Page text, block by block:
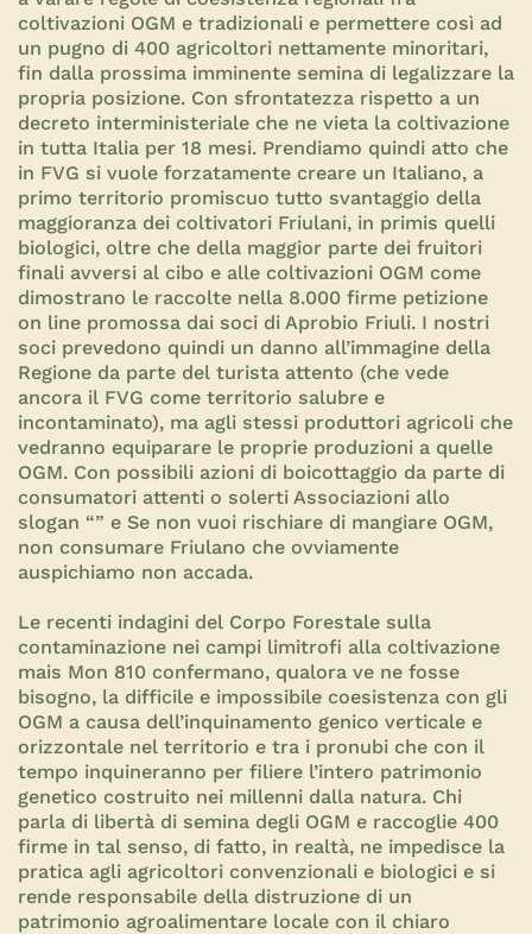
coltivazioni OGM e tradizionali e permettere così ad
un pugno di 400 agricoltori nettamente minoritari,
fin dalla prossima imminente semina di legalizzare la
propria posizione. Con sfrontatezza rispetto a un
decreto interministeriale che ne vieta la coltivazione
in tutta Italia per 18 mesi. Prendiamo quindi atto che
in FVG si vuole forzatamente creare un Italiano, a
primo territorio promiscuo tutto svantaggio della
maggioranza dei coltivatori Friulani, in primis quelli
biologici, oltre che della maggior parte dei fruitori
finali avversi al cibo e alle coltivazioni OGM come
dimostrano le raccolte nella 8.000 firme petizione
on line promossa dai soci di Aprobio Friuli. I nostri
soci prevedono quindi un danno all’immagine della
Regione da parte del turista attento (che vede
ancora il FVG come territorio salubre e
incontaminato), ma agli stessi produttori agricoli che
vedranno equiparare le proprie produzioni a quelle
OGM. Con possibili azioni di boicottaggio da parte di
consumatori attenti o solerti Associazioni allo
slogan “” e Se non vuoi rischiare di mangiare OGM,
non consumare Friulano che ovviamente
auspichiamo non accada.
Le recenti indagini del Corpo Forestale sulla
contaminazione nei campi limitrofi alla coltivazione
mais Mon 810 confermano, qualora ve ne fosse
bisogno, la difficile e impossibile coesistenza con gli
OGM a causa dell’inquinamento genico verticale e
orizzontale nel territorio e tra i pronubi che con il
tempo inquineranno per filiere l’intero patrimonio
genetico costruito nei millenni dalla natura. Chi
parla di libertà di semina degli OGM e raccoglie 400
firme in tal senso, di fatto, in realtà, ne impedisce la
pratica agli agricoltori convenzionali e biologici e si
rende responsabile della distruzione di un
patrimonio agroalimentare locale con il chiaro